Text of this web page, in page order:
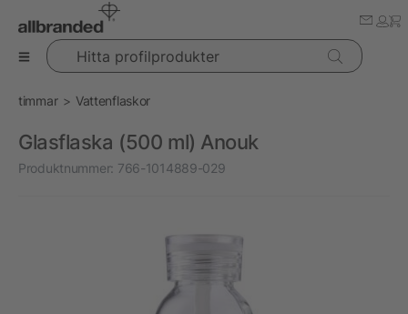
Hitta profilprodukter
timmar Vattenflaskor
Glasflaska (500 ml) Anouk
Produktnummer: 766-1014889-029